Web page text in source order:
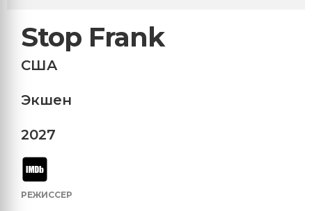
Stop Frank
США
Экшен
2027
РЕЖИССЕР